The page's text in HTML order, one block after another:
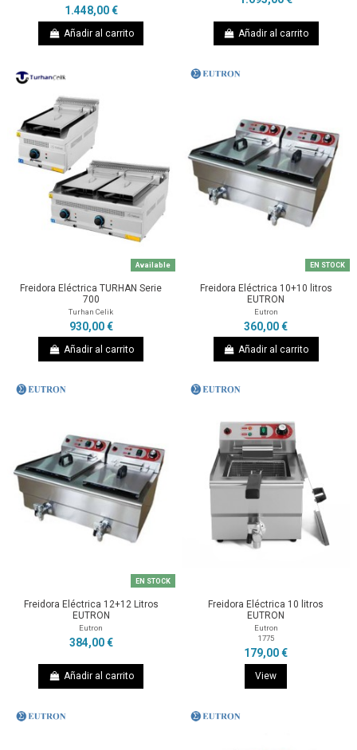
1.448,00 €
Añadir al carrito Añadir al carrito
Available
Freidora Eléctrica TURHAN Serie
700
Turhan Celik
930,00 €
Añadir al carrito
EN STOCK
Freidora Eléctrica 10+10 litros
EUTRON
Eutron
360,00 €
Añadir al carrito
EN STOCK
Freidora Eléctrica 12+12 Litros
EUTRON
Eutron
384,00 €
Añadir al carrito
Freidora Eléctrica 10 litros
EUTRON
Eutron
1775
179,00 €
View